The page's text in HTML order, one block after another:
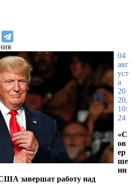
04
авг
уст
а
20
20,
10:
24
«С
ов
ер
ше
нн
завершат работу над